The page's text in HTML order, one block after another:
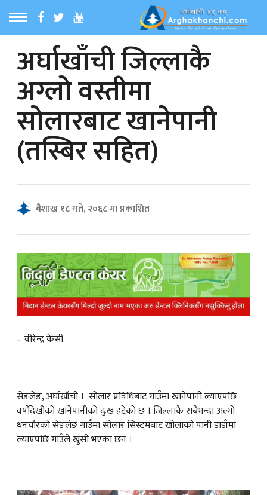
MENU
समाचार
अर्घाखाँची जिल्लाकै
अग्लो वस्तीमा
सोलारबाट खानेपानी
(तस्बिर सहित)
बैशाख १८ गते, २०६८ मा प्रकाशित
– वीरेन्द्र केसी
सेङलेङ, अर्घाखाँची । सोलार प्रविधिबाट गाउँमा खानेपानी ल्याएपछि
वर्षौदेखीको खानेपानीको दुःख हटेको छ । जिल्लाकै सबैभन्दा अल्गो
धनचौरको सेङलेङ गाउँमा सोलार सिस्टमबाट खोलाको पानी डाडाँमा
ल्याएपछि गाउँले खुसी भएका छन ।